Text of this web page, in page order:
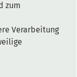
zum
Verarbeitung